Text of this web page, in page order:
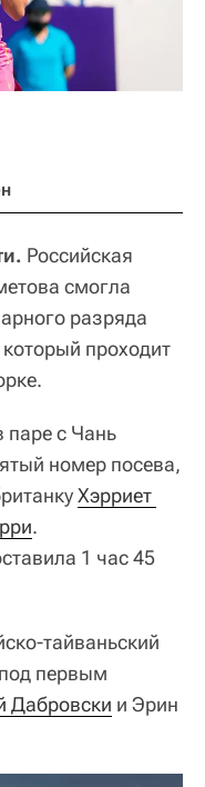
Российская
смогла
разряда
проходит
паре с Чань
номер посева,
Хэрриет
.
1 час 45
тайваньский
первым
Дабровски и Эрин